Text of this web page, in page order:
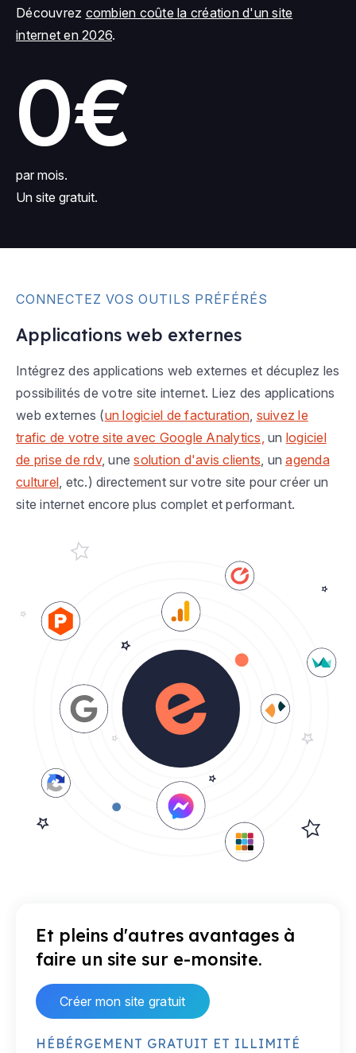
Découvrez combien coûte la création d'un site
internet en 2026.
0€
par mois.
Un site gratuit.
CONNECTEZ VOS OUTILS PRÉFÉRÉS
Applications web externes
Intégrez des applications web externes et décuplez les
possibilités de votre site internet. Liez des applications
web externes (un logiciel de facturation, suivez le
trafic de votre site avec Google Analytics, un logiciel
de prise de rdv, unesolution d'avis clients, unagenda
culturel, etc.) directement sur votre site pour créer un
site internet encore plus complet et performant.
Et pleins d'autres avantages à
faire un site sur e-monsite.
Créer mon site gratuit
HÉBÉRGEMENT GRATUIT ET ILLIMITÉ